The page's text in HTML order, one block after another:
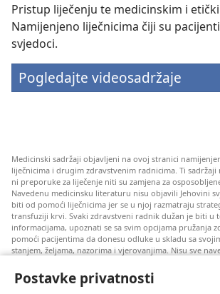
Postavke privatnosti
Pristup liječenju te medicinskim i
Namijenjeno liječnicima čiji su
svjedoci.
Pogledajte videosadržaje
Medicinski sadržaji objavljeni na ovoj stranici
liječnicima i drugim zdravstvenim radnicima. Ti sadržaji
ni preporuke za liječenje niti su zamjena za
Navedenu medicinsku literaturu nisu objavili Jehovini
biti od pomoći liječnicima jer se u njoj razmatraju
transfuziji krvi. Svaki zdravstveni radnik dužan je biti u
informacijama, upoznati se sa svim opcijama pružanja
pomoći pacijentima da donesu odluke u skladu sa
stanjem, željama, nazorima i vjerovanjima. Nisu sve
Napomena pacijentima: Ako trebate savjet oko svog